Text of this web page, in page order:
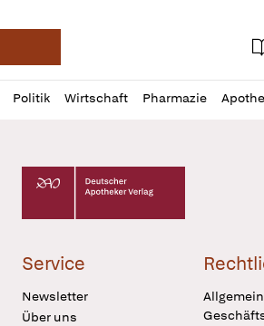
Deutsche Apotheker
Politik Wirtschaft Pharmazie
Profil
öffnen
Daz
Pur
Deutscher Apotheker Verlag Logo
Service
Newsletter
Über uns